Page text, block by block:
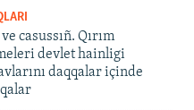
casussıñ. Qırım
devlet hainligi
daqqalar içinde